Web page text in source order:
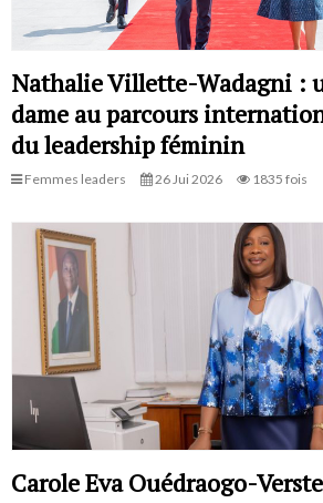
Nathalie Villette-Wadagni :
dame au parcours
du leadership féminin
Femmes leaders 26 Jui 2026 1835 fois
Carole Eva Ouédraogo-